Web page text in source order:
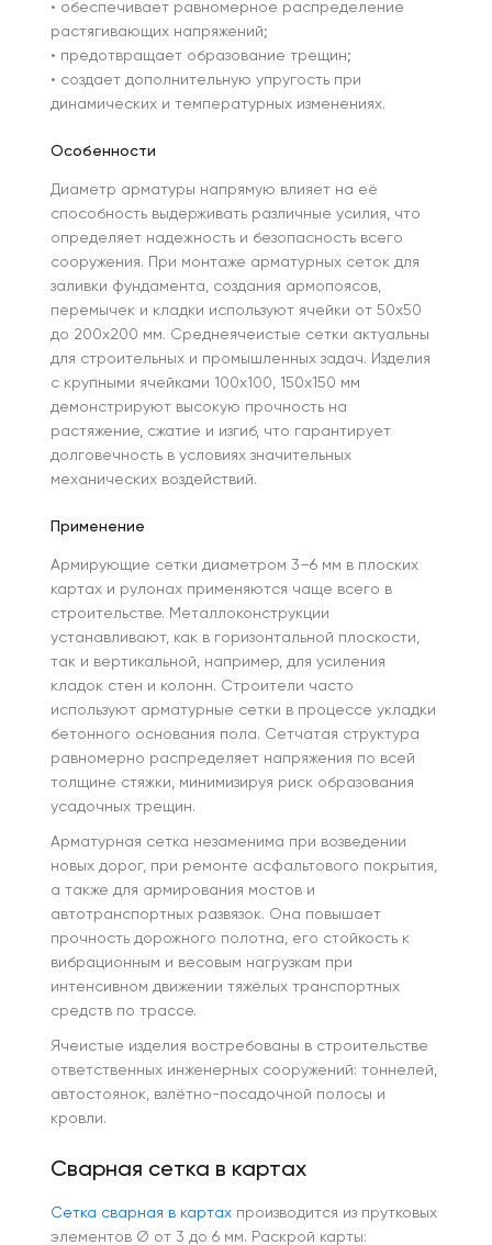
• обеспечивает равномерное распределение
растягивающих напряжений;
• предотвращает образование трещин;
• создает дополнительную упругость при
динамических и температурных изменениях.
Особенности
Диаметр арматуры напрямую влияет на её
способность выдерживать различные усилия, что
определяет надежность и безопасность всего
сооружения. При монтаже арматурных сеток для
заливки фундамента, создания армопоясов,
перемычек и кладки используют ячейки от 50х50
до 200х200 мм. Среднеячеистые сетки актуальны
для строительных и промышленных задач. Изделия
с крупными ячейками 100х100, 150х150 мм
демонстрируют высокую прочность на
растяжение, сжатие и изгиб, что гарантирует
долговечность в условиях значительных
механических воздействий.
Применение
Армирующие сетки диаметром 3–6 мм в плоских
картах и рулонах применяются чаще всего в
строительстве. Металлоконструкции
устанавливают, как в горизонтальной плоскости,
так и вертикальной, например, для усиления
кладок стен и колонн. Строители часто
используют арматурные сетки в процессе укладки
бетонного основания пола. Сетчатая структура
равномерно распределяет напряжения по всей
толщине стяжки, минимизируя риск образования
усадочных трещин.
Арматурная сетка незаменима при возведении
новых дорог, при ремонте асфальтового покрытия,
а также для армирования мостов и
автотранспортных развязок. Она повышает
прочность дорожного полотна, его стойкость к
вибрационным и весовым нагрузкам при
интенсивном движении тяжёлых транспортных
средств по трассе.
Ячеистые изделия востребованы в строительстве
ответственных инженерных сооружений: тоннелей,
автостоянок, взлётно-посадочной полосы и
кровли.
Сварная сетка в картах
Сетка сварная в картах производится из прутковых
элементов Ø от 3 до 6 мм. Раскрой карты: